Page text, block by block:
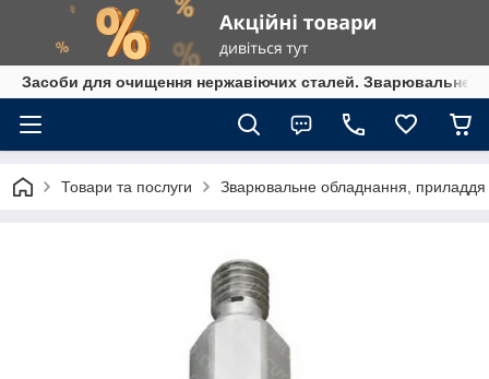
Засоби для очищення нержавіючих сталей. Зварювальне
Товари та послуги Зварювальне обладнання, приладдя